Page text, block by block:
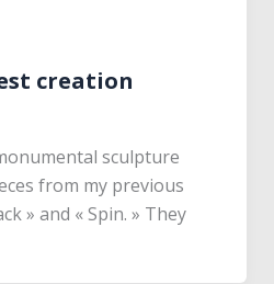
creation
sculpture
from my previous
» and « Spin. » They